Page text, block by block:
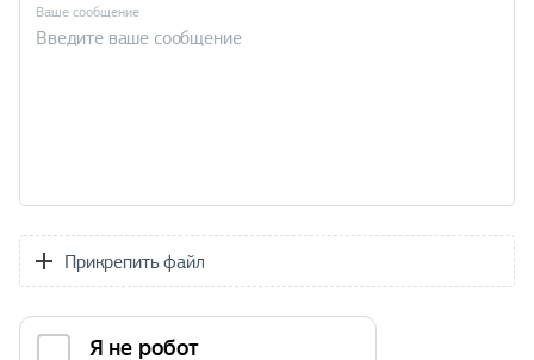
Ваше сообщение
Прикрепить файл